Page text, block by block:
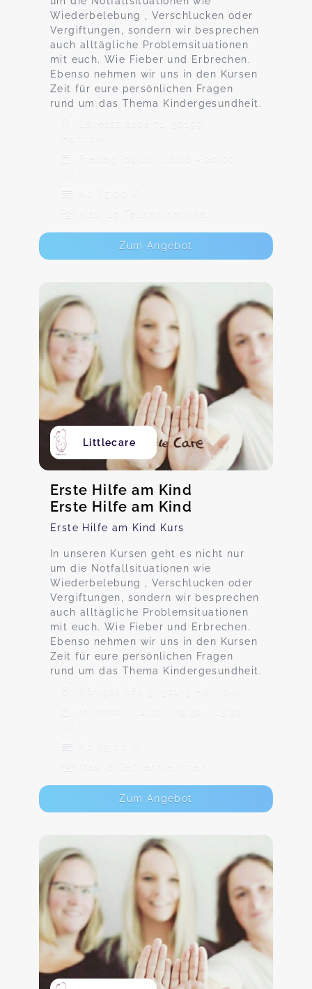
Wiederbelebung , Verschlucken oder
Vergiftungen, sondern wir besprechen
auch alltägliche Problemsituationen
mit euch. Wie Fieber und Erbrechen.
Ebenso nehmen wir uns in den Kursen
Zeit für eure persönlichen Fragen
rund um das Thema Kindergesundheit.
Lavesstrasse 71, 30159
Hannover
Freitag, 09.10., 16:00 - 20:00
Ab 65,00 €
Max. 10 TeilnehmerInnen
Zum Angebot
Littlecare
Erste Hilfe am Kind
Erste Hilfe am Kind
Erste Hilfe am Kind Kurs
In unseren Kursen geht es nicht nur
um die Notfallsituationen wie
Wiederbelebung , Verschlucken oder
Vergiftungen, sondern wir besprechen
auch alltägliche Problemsituationen
mit euch. Wie Fieber und Erbrechen.
Ebenso nehmen wir uns in den Kursen
Zeit für eure persönlichen Fragen
rund um das Thema Kindergesundheit.
Königstraße 9, 30175 Hannover
Mittwoch, 14.10., 09:30 - 13:30
Ab 65,00 €
Max. 8 TeilnehmerInnen
Zum Angebot